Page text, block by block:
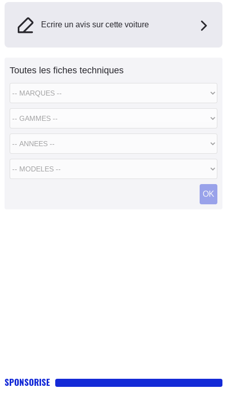
Ecrire un avis sur cette voiture
Toutes les fiches techniques
SPONSORISE